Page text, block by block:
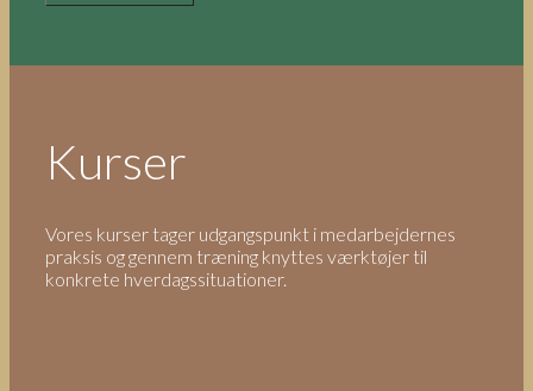
Kurser
Vores kurser tager udgangspunkt i medarbejdernes
praksis og gennem træning knyttes værktøjer til
konkrete hverdagssituationer.